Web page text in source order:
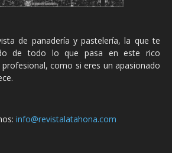
de panadería y pastelería, la que te
de todo lo que pasa en este rico
como si eres un apasionado
info@revistalatahona.com